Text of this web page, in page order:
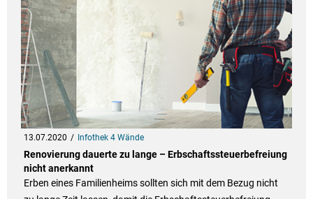
13.07.2020 Infothek 4 Wände
Renovierung dauerte zu lange – Erbschaftssteuerbefreiung
nicht anerkannt
Erben eines Familienheims sollten sich mit dem Bezug nicht